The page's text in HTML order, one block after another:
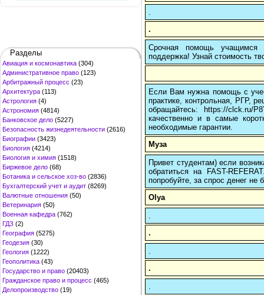
Разделы
Авиация и космонавтика (304)
Административное право (123)
Арбитражный процесс (23)
Архитектура (113)
Астрология (4)
Астрономия (4814)
Банковское дело (5227)
Безопасность жизнедеятельности (2616)
Биографии (3423)
Биология (4214)
Биология и химия (1518)
Биржевое дело (68)
Ботаника и сельское хоз-во (2836)
Бухгалтерский учет и аудит (8269)
Валютные отношения (50)
Ветеринария (50)
Военная кафедра (762)
ГДЗ (2)
География (5275)
Геодезия (30)
Геология (1222)
Геополитика (43)
Государство и право (20403)
Гражданское право и процесс (465)
Делопроизводство (19)
.
Срочная помощь учащимся в
поддержка! Узнай стоимость
Если Вам нужна помощь с
практике, контрольная, РГР,
обращайтесь: https://clck.ru/
качественно и в самые
необходимые гарантии.
Муза
Привет студентам) если
обратиться на FAST-
попробуйте, за спрос денег не
Olya
.
.